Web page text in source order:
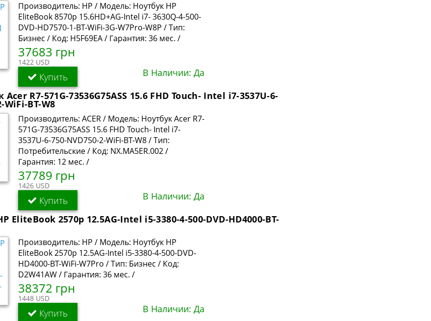
Производитель: HP / Модель: Ноутбук HP
EliteBook 8570p 15.6HD+AG-Intel i7- 3630Q-4-500-
DVD-HD7570-1-BT-WiFi-3G-W7Pro-W8P / Тип:
Бизнес / Код: H5F69EA / Гарантия: 36 мес. /
37683 грн
1422 USD
Купить
В Наличии: Да
Acer R7-571G-73536G75ASS 15.6 FHD Touch- Intel i7-3537U-6-
WiFi-BT-W8
Производитель: ACER / Модель: Ноутбук Acer R7-
571G-73536G75ASS 15.6 FHD Touch- Intel i7-
3537U-6-750-NVD750-2-WiFi-BT-W8 / Тип:
Потребительские / Код: NX.MA5ER.002 /
Гарантия: 12 мес. /
37789 грн
1426 USD
Купить
В Наличии: Да
EliteBook 2570p 12.5AG-Intel i5-3380-4-500-DVD-HD4000-BT-
Производитель: HP / Модель: Ноутбук HP
EliteBook 2570p 12.5AG-Intel i5-3380-4-500-DVD-
HD4000-BT-WiFi-W7Pro / Тип: Бизнес / Код:
D2W41AW / Гарантия: 36 мес. /
38372 грн
1448 USD
Купить
В Наличии: Да